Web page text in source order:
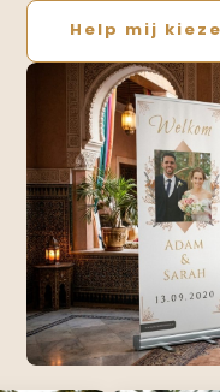
Help mij